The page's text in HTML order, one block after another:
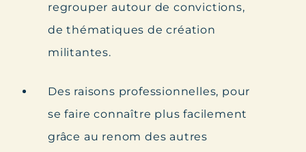
regrouper autour de convictions,
de thématiques de création
militantes.
Des raisons professionnelles, pour
se faire connaître plus facilement
grâce au renom des autres